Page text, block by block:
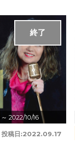
～ 2022/10/16
終了
投稿日:2022.09.17